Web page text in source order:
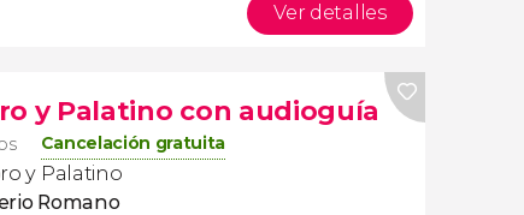
Ver detalles
y Palatino con audioguía
Cancelación gratuita
y Palatino
Romano